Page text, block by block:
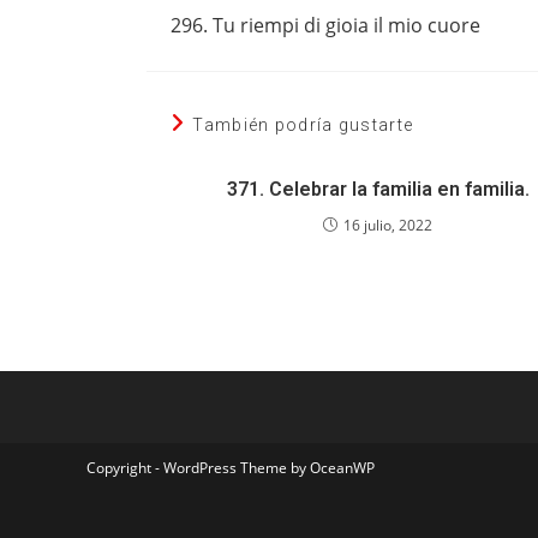
artículos
296. Tu riempi di gioia il mio cuore
También podría gustarte
371. Celebrar la familia en familia.
16 julio, 2022
Copyright - WordPress Theme by OceanWP